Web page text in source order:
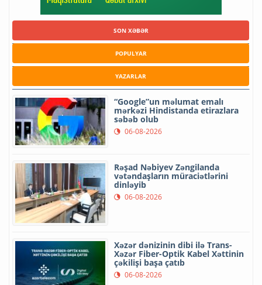
SON XƏBƏR
POPULYAR
YAZARLAR
“Google”un məlumat emalı
mərkəzi Hindistanda etirazlara
səbəb olub
06-08-2026
Rəşad Nəbiyev Zəngilanda
vətəndaşların müraciətlərini
dinləyib
06-08-2026
Xəzər dənizinin dibi ilə Trans-
Xəzər Fiber-Optik Kabel Xəttinin
çəkilişi başa çatıb
06-08-2026